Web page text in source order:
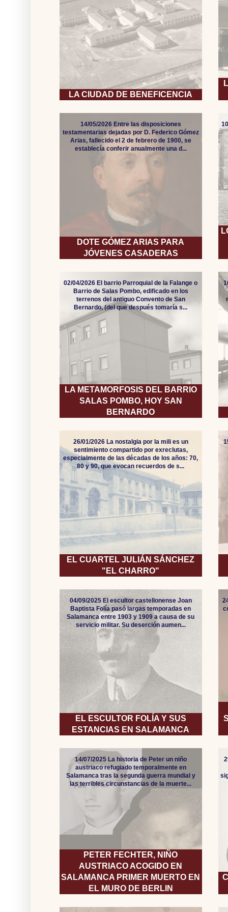
LA CIUDAD DE BENEFICENCIA
DOTE GÓMEZ ARIAS PARA
JÓVENES CASADERAS
14/05/2026 Entre las disposiciones
testamentarias dejadas por D. Federico Gómez
Arias, fallecido el 2 de febrero de 1900, se
establecía conferir anualmente una d...
LA METAMORFOSIS DEL BARRIO
SALAS POMBO, HOY SAN
BERNARDO
02/04/2026 El barrio Parroquial de la Falange o
Barrio de Salas Pombo, edificado en los
terrenos del antiguo Convento de San
Bernardo, (del que después tomaría s...
EL CUARTEL JULIÁN SÁNCHEZ
"EL CHARRO"
26/01/2026 La nostalgia por la mili es un
sentimiento compartido por exreclutas,
especialmente de las décadas de los años: 70,
80 y 90, que evocan recuerdos de s...
EL ESCULTOR FOLÍA Y SUS
ESTANCIAS EN SALAMANCA
04/09/2025 El escultor castellonense Joan
Baptista Folía pasó largas temporadas en
Salamanca entre 1903 y 1909 a causa de su
servicio militar. Su deserción aumen...
PETER FECHTER, NIÑO
AUSTRIACO ACOGIDO EN
SALAMANCA PRIMER MUERTO EN
EL MURO DE BERLIN
14/07/2025 La historia de Peter un niño
austriaco refugiado temporalmente en
Salamanca tras la segunda guerra mundial y
las terribles circunstancias de la muerte...